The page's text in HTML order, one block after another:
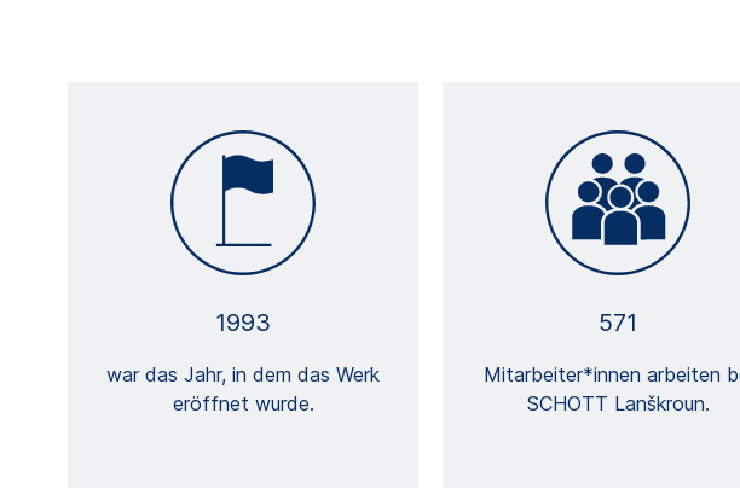
1993
war das Jahr, in dem das Werk
eröffnet wurde.
571
Mitarbeiter*innen arbeiten
SCHOTT Lanškroun.